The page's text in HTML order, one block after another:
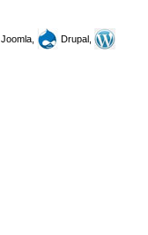
Joomla,
Drupal,